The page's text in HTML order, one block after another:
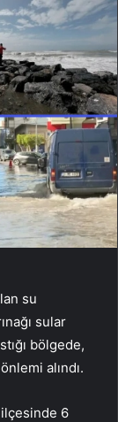
su
sular
bölgede,
alındı.
6